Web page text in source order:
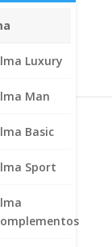
Luxury
Man
Basic
Sport
unisex”